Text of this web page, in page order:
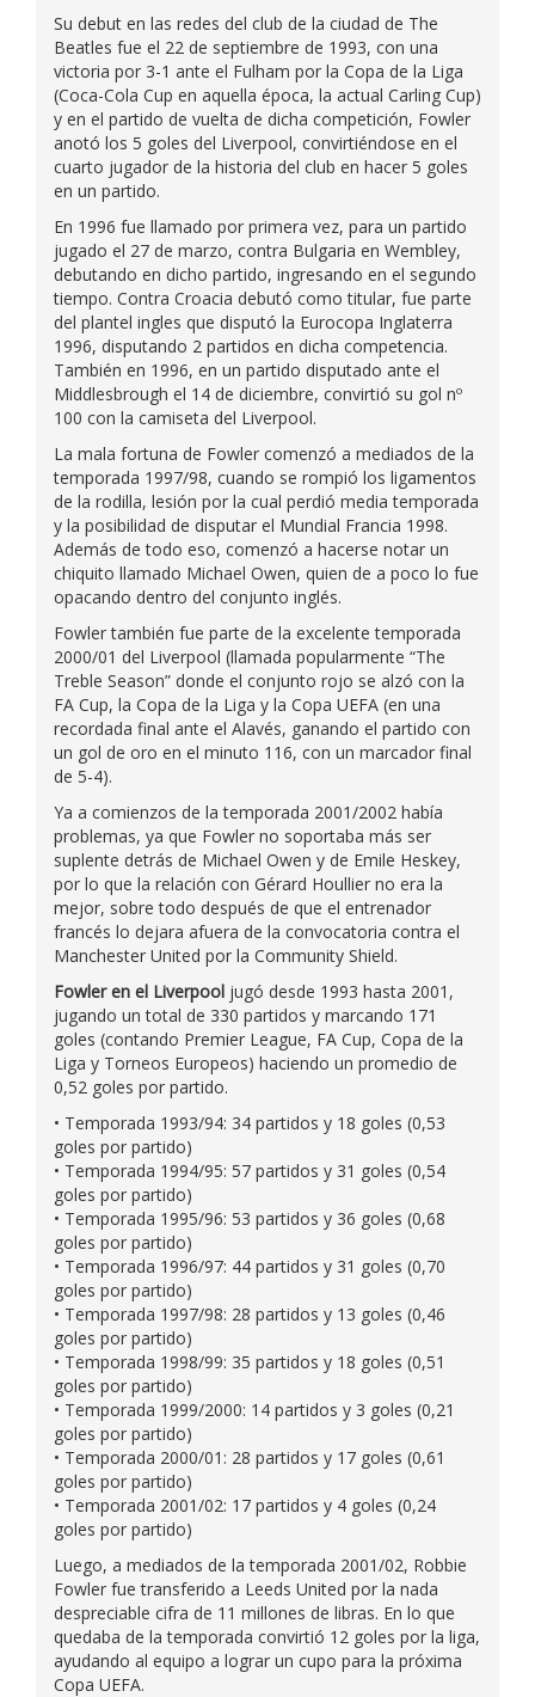
Su debut en las redes del club de la ciudad de The
Beatles fue el 22 de septiembre de 1993, con una
victoria por 3-1 ante el Fulham por la Copa de la Liga
(Coca-Cola Cup en aquella época, la actual Carling Cup)
y en el partido de vuelta de dicha competición, Fowler
anotó los 5 goles del Liverpool, convirtiéndose en el
cuarto jugador de la historia del club en hacer 5 goles
en un partido.
En 1996 fue llamado por primera vez, para un partido
jugado el 27 de marzo, contra Bulgaria en Wembley,
debutando en dicho partido, ingresando en el segundo
tiempo. Contra Croacia debutó como titular, fue parte
del plantel ingles que disputó la Eurocopa Inglaterra
1996, disputando 2 partidos en dicha competencia.
También en 1996, en un partido disputado ante el
Middlesbrough el 14 de diciembre, convirtió su gol nº
100 con la camiseta del Liverpool.
La mala fortuna de Fowler comenzó a mediados de la
temporada 1997/98, cuando se rompió los ligamentos
de la rodilla, lesión por la cual perdió media temporada
y la posibilidad de disputar el Mundial Francia 1998.
Además de todo eso, comenzó a hacerse notar un
chiquito llamado Michael Owen, quien de a poco lo fue
opacando dentro del conjunto inglés.
Fowler también fue parte de la excelente temporada
2000/01 del Liverpool (llamada popularmente “The
Treble Season” donde el conjunto rojo se alzó con la
FA Cup, la Copa de la Liga y la Copa UEFA (en una
recordada final ante el Alavés, ganando el partido con
un gol de oro en el minuto 116, con un marcador final
de 5-4).
Ya a comienzos de la temporada 2001/2002 había
problemas, ya que Fowler no soportaba más ser
suplente detrás de Michael Owen y de Emile Heskey,
por lo que la relación con Gérard Houllier no era la
mejor, sobre todo después de que el entrenador
francés lo dejara afuera de la convocatoria contra el
Manchester United por la Community Shield.
Fowler en el Liverpool jugó desde 1993 hasta 2001,
jugando un total de 330 partidos y marcando 171
goles (contando Premier League, FA Cup, Copa de la
Liga y Torneos Europeos) haciendo un promedio de
0,52 goles por partido.
• Temporada 1993/94: 34 partidos y 18 goles (0,53
goles por partido)
• Temporada 1994/95: 57 partidos y 31 goles (0,54
goles por partido)
• Temporada 1995/96: 53 partidos y 36 goles (0,68
goles por partido)
• Temporada 1996/97: 44 partidos y 31 goles (0,70
goles por partido)
• Temporada 1997/98: 28 partidos y 13 goles (0,46
goles por partido)
• Temporada 1998/99: 35 partidos y 18 goles (0,51
goles por partido)
• Temporada 1999/2000: 14 partidos y 3 goles (0,21
goles por partido)
• Temporada 2000/01: 28 partidos y 17 goles (0,61
goles por partido)
• Temporada 2001/02: 17 partidos y 4 goles (0,24
goles por partido)
Luego, a mediados de la temporada 2001/02, Robbie
Fowler fue transferido a Leeds United por la nada
despreciable cifra de 11 millones de libras. En lo que
quedaba de la temporada convirtió 12 goles por la liga,
ayudando al equipo a lograr un cupo para la próxima
Copa UEFA.